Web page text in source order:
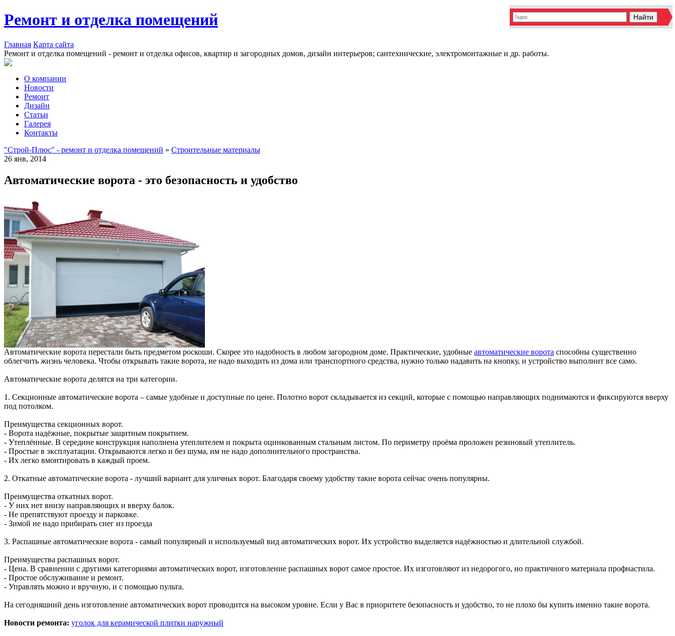
Ремонт и отделка помещений
Главная Карта сайта
Ремонт и отделка помещений - ремонт и отделка офисов, квартир и загородных домов, дизайн интерьеров; сантехнические, электромонтажные и др. работы.
О компании
Новости
Ремонт
Дизайн
Статьи
Галерея
Контакты
"Строй-Плюс" - ремонт и отделка помещений » Строительные материалы
26 янв, 2014
Автоматические ворота - это безопасность и удобство
Автоматические ворота перестали быть предметом роскоши. Скорее это надобность в любом загородном доме. Практические, удобные автоматические ворота способны существенно
облегчить жизнь человека. Чтобы открывать такие ворота, не надо выходить из дома или транспортного средства, нужно только надавить на кнопку, и устройство выполнит все само.
Автоматические ворота делятся на три категории.
1. Секционные автоматические ворота – самые удобные и доступные по цене. Полотно ворот складывается из секций, которые с помощью направляющих поднимаются и фиксируются вверху
под потолком.
Преимущества секционных ворот.
- Ворота надёжные, покрытые защитным покрытием.
- Утеплённые. В середине конструкция наполнена утеплителем и покрыта оцинкованным стальным листом. По периметру проёма проложен резиновый утеплитель.
- Простые в эксплуатации. Открываются легко и без шума, им не надо дополнительного пространства.
- Их легко вмонтировать в каждый проем.
2. Откатные автоматические ворота - лучший вариант для уличных ворот. Благодаря своему удобству такие ворота сейчас очень популярны.
Преимущества откатных ворот.
- У них нет внизу направляющих и вверху балок.
- Не препятствуют проезду и парковке.
- Зимой не надо прибирать снег из проезда
3. Распашные автоматические ворота - самый популярный и используемый вид автоматических ворот. Их устройство выделяется надёжностью и длительной службой.
Преимущества распашных ворот.
- Цена. В сравнении с другими категориями автоматических ворот, изготовление распашных ворот самое простое. Их изготовляют из недорогого, но практичного материала профнастила.
- Простое обслуживание и ремонт.
- Управлять можно и вручную, и с помощью пульта.
На сегодняшний день изготовление автоматических ворот проводится на высоком уровне. Если у Вас в приоритете безопасность и удобство, то не плохо бы купить именно такие ворота.
Новости ремонта: уголок для керамической плитки наружный